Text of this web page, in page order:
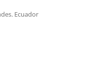
Ecuador